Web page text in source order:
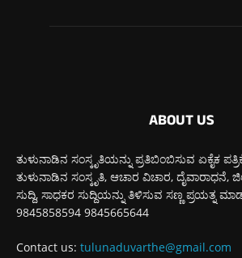
ABOUT US
ತುಳುನಾಡಿನ ಸಂಸ್ಕೃತಿಯನ್ನು ಪ್ರತಿಬಿಂಬಿಸುವ ಏಕೈಕ
ತುಳುನಾಡಿನ ಸಂಸ್ಕೃತಿ, ಆಚಾರ ವಿಚಾರ, ದೈವಾರಾಧನೆ,
ಸುದ್ದಿ, ಸಾಧಕರ ಸುದ್ದಿಯನ್ನು ತಿಳಿಸುವ ಸಣ್ಣ ಪ್ರಯತ್ನ
9845858594 9845665644
Contact us: tulunaduvarthe@gmail.com